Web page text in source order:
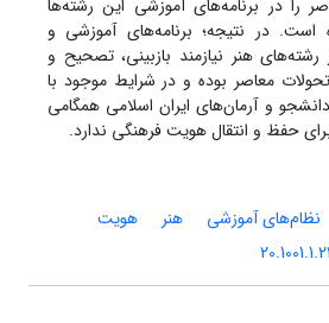
را در برنامه‌های آموزشی این رشته‌ها
است. در نتیجه‌؛ برنامه‌های آموزشی و
هنر نیازمند بازبینی، تصحیح و
معاصر بوده و در شرایط موجود با
دانشجو و آرمان‌های ایران اسلامی همگامی
حفظ و انتقال هویت فرهنگی ندارد.
نظام‌های آموزشی هنر
هویت